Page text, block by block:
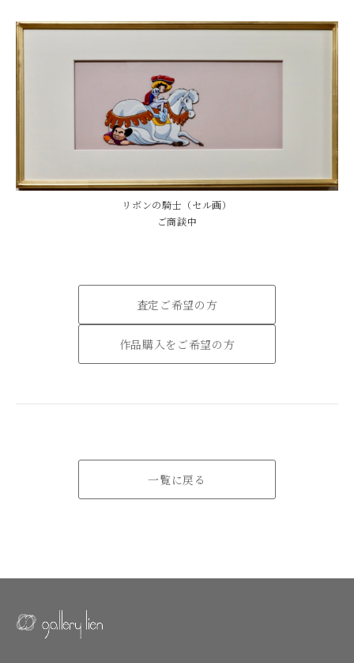
リボンの騎士（セル画）
ご商談中
査定ご希望の方
作品購入をご希望の方
一覧に戻る